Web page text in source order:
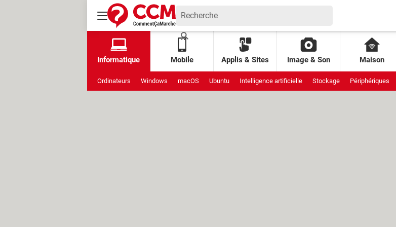
Informatique Mobile Applis & Sites Image & Son Maison
Ordinateurs Windows macOS Ubuntu Intelligence artificielle Stockage Périphériques